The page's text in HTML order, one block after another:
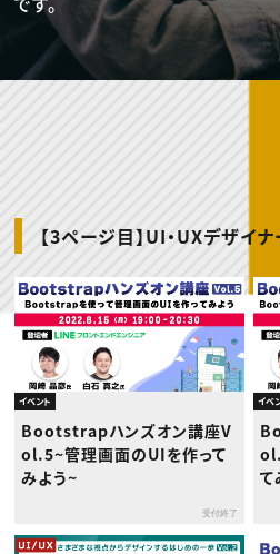
スキルアップしたい！
スキルアップしたい！ トップ
プログラミング
動画配信・映像制作
マーケティング
ディレクション
業界解説・キャリア事情
お役立ち基礎知識
TOP Creator’s コラム
TOP Creator’s コラム トップ
アプリクリエイター
ゲームクリエイター
映像クリエイター
マーケッター
クリエイターインタビュー
C＆R Magazine
ニュース・トレンド
Web
映像
ゲーム・エンタメ
広告
出版
CREATIVE VILLAGEからのお知
プロフェッショナル×つ
【3ページ目】UI・UXデザイ
イベント
Bootstrapハンズオン講座V
ol.5~管理画面のUIを作って
みよう~
受付終了
イベ
て